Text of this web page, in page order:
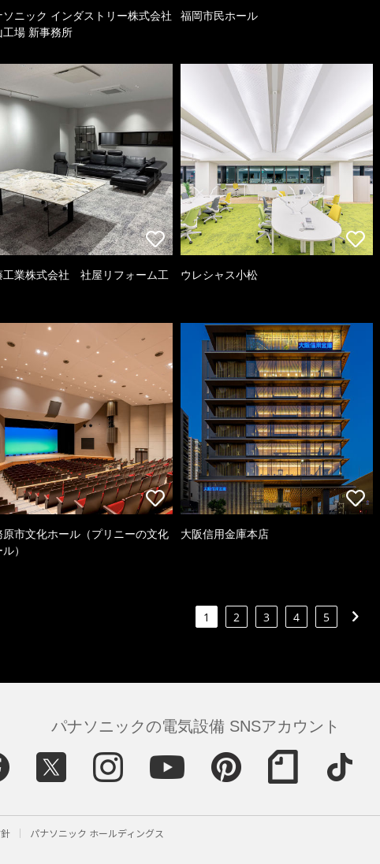
ソニック インダストリー株式会社
工場 新事務所
福岡市民ホール
工業株式会社 社屋リフォーム工
ウレシャス小松
原市文化ホール（プリニーの文化
）
大阪信用金庫本店
1 2 3 4 5
パナソニックの電気設備 SNSアカウント
パナソニック ホールディングス